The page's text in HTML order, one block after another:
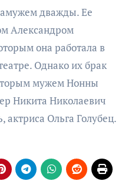
дважды. Ее
Александром
она работала в
Однако их брак
мужем Нонны
Никита Николаевич
актриса Ольга Голубец.